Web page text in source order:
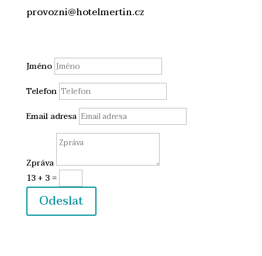
provozni@hotelmertin.cz
Jméno
Telefon
Email adresa
Zpráva
13 + 3=
Odeslat